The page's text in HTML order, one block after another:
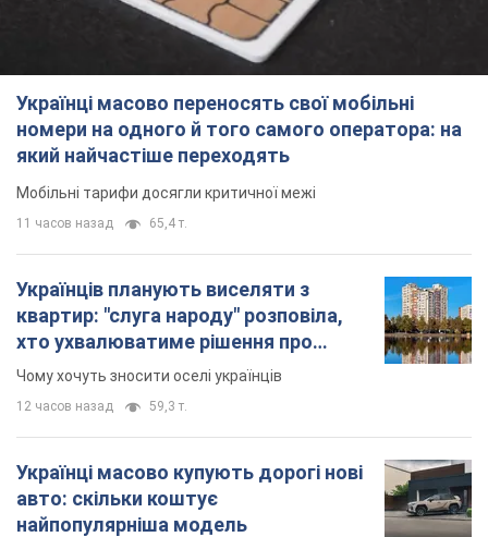
Українці масово переносять свої мобільні
номери на одного й того самого оператора: на
який найчастіше переходять
Мобільні тарифи досягли критичної межі
11 часов назад 65,4 т.
Українців планують виселяти з
квартир: "слуга народу" розповіла,
хто ухвалюватиме рішення про
знесення будинків
Чому хочуть зносити оселі українців
12 часов назад 59,3 т.
Українці масово купують дорогі нові
авто: скільки коштує
найпопулярніша модель